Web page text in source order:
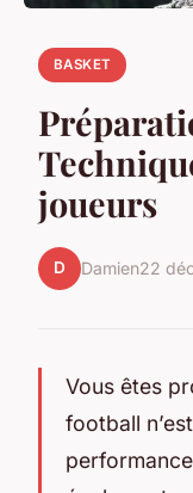
BASKET
joueurs
D Damien22
Vous êtes
football